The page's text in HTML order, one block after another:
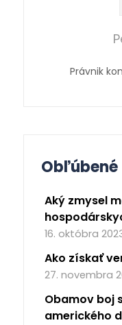
Právnik
Obľúbené
Aký zmysel
16. októbra
Ako získať
27. novembra
Obamov boj
amerického